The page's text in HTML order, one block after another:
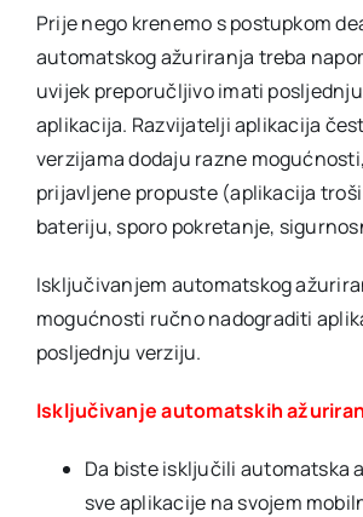
Prije nego krenemo s postupkom
automatskog ažuriranja treba
uvijek preporučljivo imati
aplikacija. Razvijatelji aplikacija
verzijama dodaju razne
prijavljene propuste (aplikacija
bateriju, sporo pokretanje,
Isključivanjem automatskog
mogućnosti ručno nadograditi
posljednju verziju.
Isključivanje automatskih
Da biste isključili automatska
sve aplikacije na svojem